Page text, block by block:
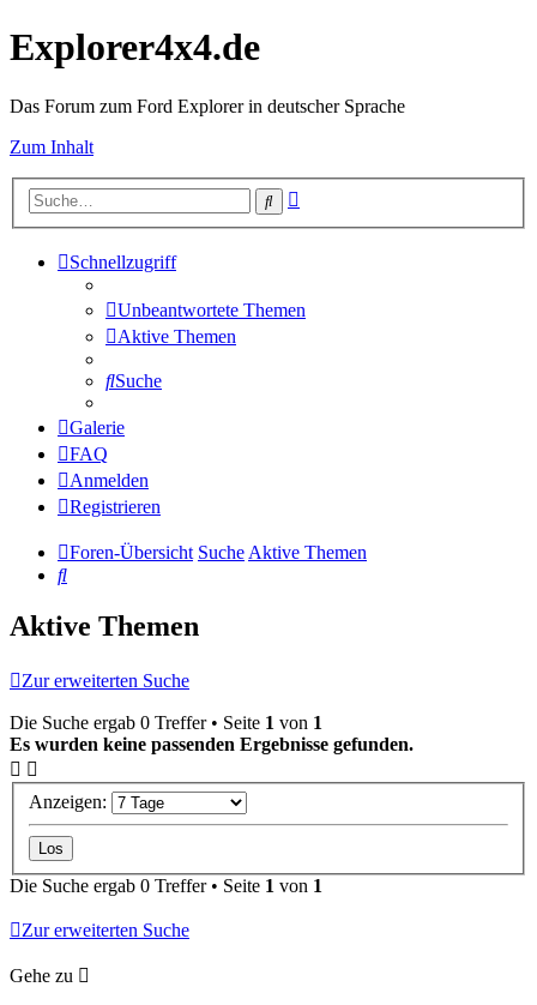
Explorer4x4.de
Das Forum zum Ford Explorer in deutscher Sprache
Zum Inhalt
Suche
Schnellzugriff
Unbeantwortete Themen
Aktive Themen
Suche
Galerie
FAQ
Anmelden
Registrieren
Foren-Übersicht SucheAktive Themen
Suche
Aktive Themen
Zur erweiterten Suche
Die Suche ergab 0 Treffer • Seite 1 von 1
Es wurden keine passenden Ergebnisse gefunden.
Anzeigen:
Die Suche ergab 0 Treffer • Seite 1 von 1
Zur erweiterten Suche
Gehe zu